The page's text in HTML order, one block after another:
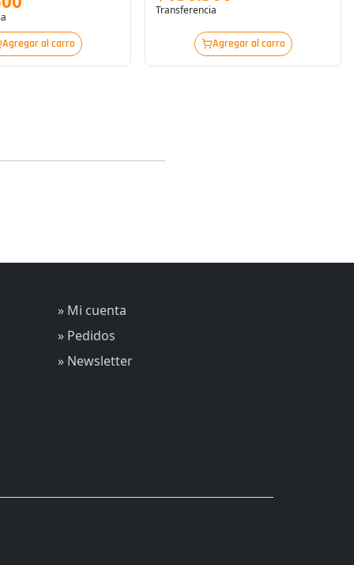
n Zt23142-T01000fz
Agregar al carro
Transferencia
Agregar al carro
» Mi cuenta
» Pedidos
» Newsletter